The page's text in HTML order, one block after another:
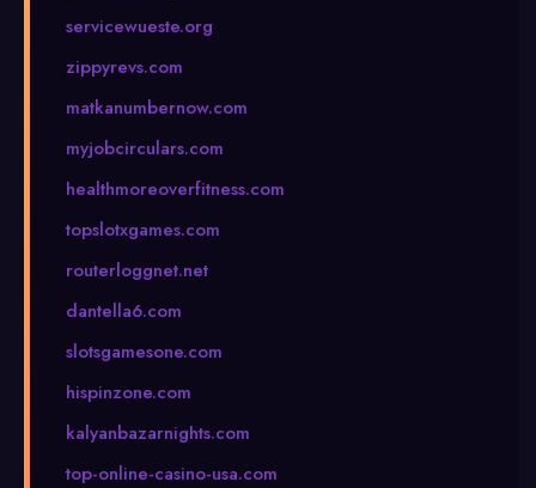
servicewueste.org
zippyrevs.com
matkanumbernow.com
myjobcirculars.com
healthmoreoverfitness.com
topslotxgames.com
routerloggnet.net
dantella6.com
slotsgamesone.com
hispinzone.com
kalyanbazarnights.com
top-online-casino-usa.com